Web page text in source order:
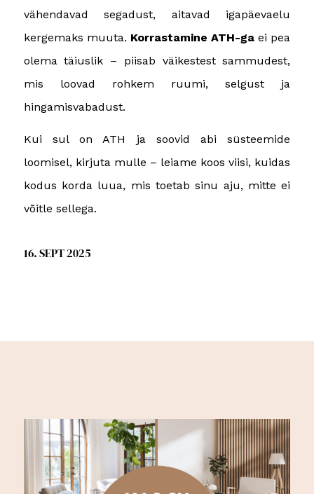
vähendavad segadust, aitavad igapäevaelu
kergemaks muuta. Korrastamine ATH-ga ei pea
olema täiuslik – piisab väikestest sammudest,
mis loovad rohkem ruumi, selgust ja
hingamisvabadust.
Kui sul on ATH ja soovid abi süsteemide
loomisel, kirjuta mulle – leiame koos viisi, kuidas
kodus korda luua, mis toetab sinu aju, mitte ei
võitle sellega.
16. SEPT 2025